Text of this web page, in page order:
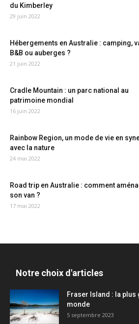
du Kimberley
29 juin 2022
Hébergements en Australie : camping,
B&B ou auberges ?
21 juin 2022
Cradle Mountain : un parc national au
patrimoine mondial
16 juin 2022
Rainbow Region, un mode de vie en
avec la nature
24 mai 2022
Road trip en Australie : comment
son van ?
17 mai 2022
Notre choix d'articles
Fraser Island : la
monde
5 septembre 2023